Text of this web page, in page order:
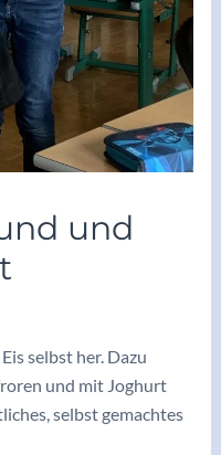
und
selbst her. Dazu
und mit Joghurt
selbst gemachtes